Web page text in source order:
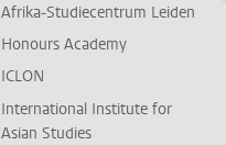
Afrika-Studiecentrum Leiden
Honours Academy
ICLON
International Institute for
Asian Studies